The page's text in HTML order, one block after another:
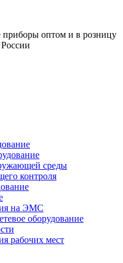
приборы оптом и в розницу
среды
контроля
на ЭМС
оборудование
рабочих мест